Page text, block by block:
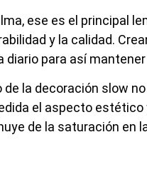
ese es el principal
y la calidad.
para así
la decoración slow
el aspecto
de la saturación en